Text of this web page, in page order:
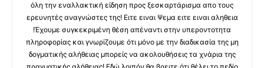
όλη την εναλλακτική είδηση προς ξεσκαρτάρισμα απο τους
ερευνητές αναγνώστες της! Ειτε ειναι Ψεμα ειτε ειναι αληθεια
!Έχουμε συγκεκριμένη θέση απέναντι στην υπεροντοτητα
πληροφορίας και γνωρίζουμε ότι μόνο με την διαδικασία της μη
δογματικής αλήθειας μπορείς να ακολουθήσεις τα χνάρια της